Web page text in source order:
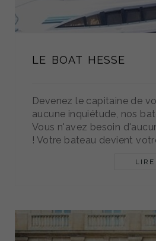
LE BOAT HESSE
Devenez le capitaine de
aucune inquiétude, nos
Vous n'avez besoin
! Votre bateau devient